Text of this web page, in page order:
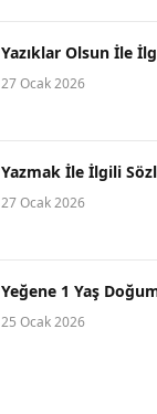
Yazıklar Olsun İle
27 Ocak 2026
Yazmak İle İlgili
27 Ocak 2026
Yeğene 1 Yaş
25 Ocak 2026